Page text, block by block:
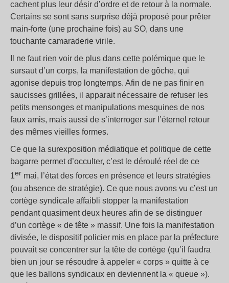
cachent plus leur désir d’ordre et de retour à la normale.
Certains se sont sans surprise déjà proposé pour prêter
main-forte (une prochaine fois) au SO, dans une
touchante camaraderie virile.
Il ne faut rien voir de plus dans cette polémique que le
sursaut d’un corps, la manifestation de gôche, qui
agonise depuis trop longtemps. Afin de ne pas finir en
saucisses grillées, il apparait nécessaire de refuser les
petits mensonges et manipulations mesquines de nos
faux amis, mais aussi de s’interroger sur l’éternel retour
des mêmes vieilles formes.
Ce que la surexposition médiatique et politique de cette
bagarre permet d’occulter, c’est le déroulé réel de ce
1er mai, l’état des forces en présence et leurs stratégies
(ou absence de stratégie). Ce que nous avons vu c’est un
cortège syndicale affaibli stopper la manifestation
pendant quasiment deux heures afin de se distinguer
d’un cortège « de tête » massif. Une fois la manifestation
divisée, le dispositif policier mis en place par la préfecture
pouvait se concentrer sur la tête de cortège (qu’il faudra
bien un jour se résoudre à appeler « corps » quitte à ce
que les ballons syndicaux en deviennent la « queue »).